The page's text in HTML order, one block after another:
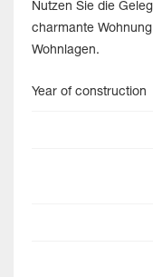
Nutzen Sie die
charmante
Wohnlagen.
Year of construction